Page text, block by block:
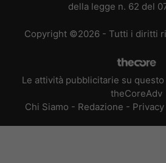
della legge n. 62 del
Copyright ©2026 - Tutti i diritti
Le attività pubblicitarie su
theCoreAdv
Chi Siamo - Redazione -